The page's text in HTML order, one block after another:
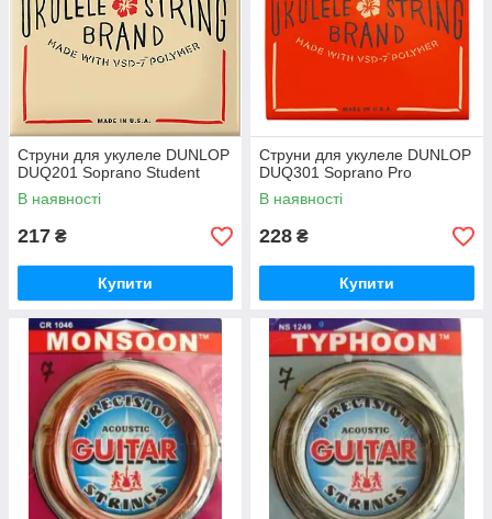
Струни для укулеле DUNLOP
DUQ201 Soprano Student
В наявності
217 ₴
Купити
Струни для укулеле DUNLOP
DUQ301 Soprano Pro
В наявності
228 ₴
Купити